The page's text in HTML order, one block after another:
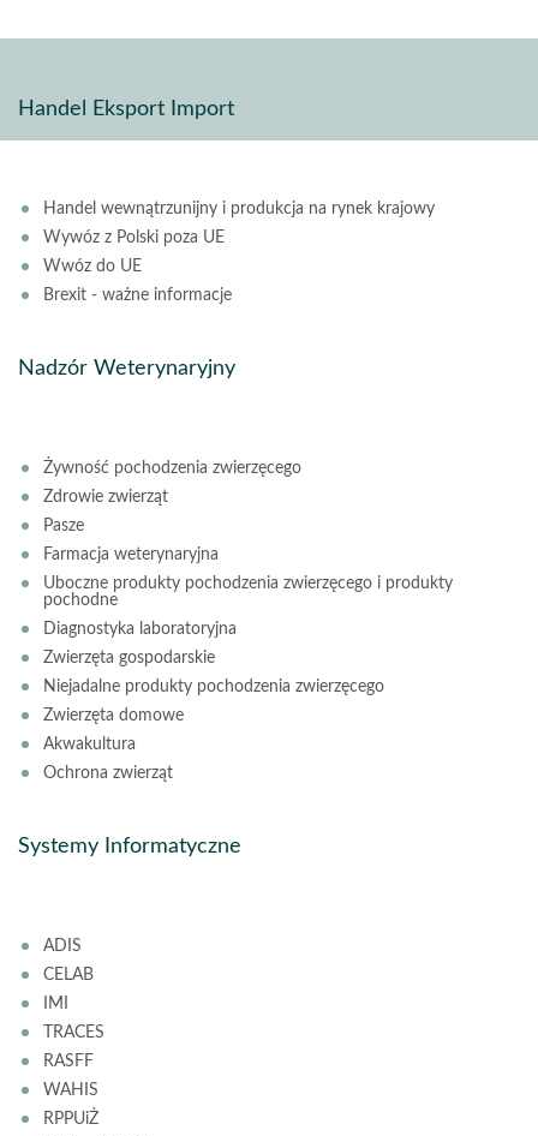
Handel Eksport Import
Handel wewnątrzunijny i produkcja na rynek krajowy
Wywóz z Polski poza UE
Wwóz do UE
Brexit - ważne informacje
Nadzór Weterynaryjny
Żywność pochodzenia zwierzęcego
Zdrowie zwierząt
Pasze
Farmacja weterynaryjna
Uboczne produkty pochodzenia zwierzęcego i produkty
pochodne
Diagnostyka laboratoryjna
Zwierzęta gospodarskie
Niejadalne produkty pochodzenia zwierzęcego
Zwierzęta domowe
Akwakultura
Ochrona zwierząt
Systemy Informatyczne
ADIS
CELAB
IMI
TRACES
RASFF
WAHIS
RPPUiŻ